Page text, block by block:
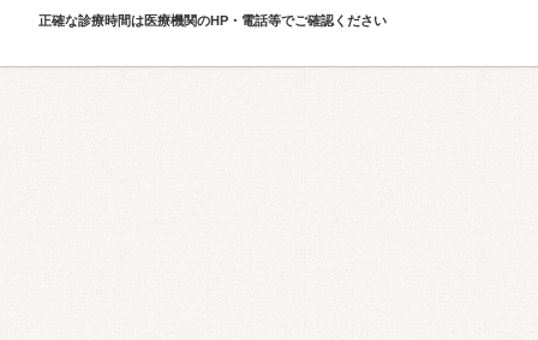
正確な診療時間は医療機関のHP・電話等でご確認ください